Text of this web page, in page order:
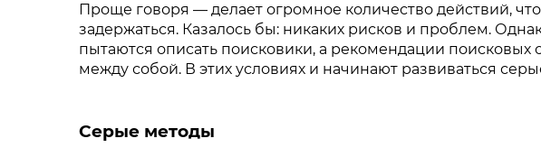
Проще говоря — делает огромное количество действий,
задержаться. Казалось бы: никаких рисков и проблем.
пытаются описать поисковики, а рекомендации
между собой. В этих условиях и начинают развиваться
Серые методы